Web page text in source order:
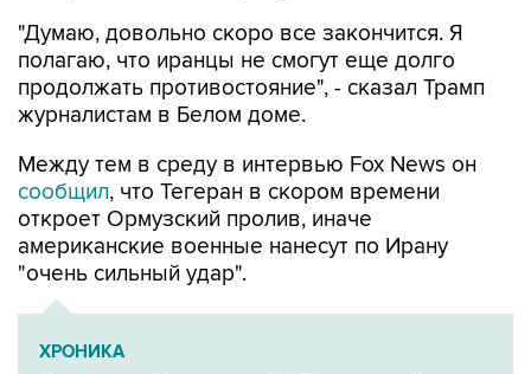
"Думаю, довольно скоро все закончится. Я
полагаю, что иранцы не смогут еще долго
продолжать противостояние", - сказал Трамп
журналистам в Белом доме.
Между тем в среду в интервью Fox News он
сообщил, что Тегеран в скором времени
откроет Ормузский пролив, иначе
американские военные нанесут по Ирану
"очень сильный удар".
ХРОНИКА